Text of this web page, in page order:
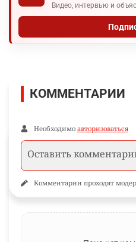
Видео, интервью и
КОММЕНТАРИИ
Необходимо авторизоваться
Комментарии проходят